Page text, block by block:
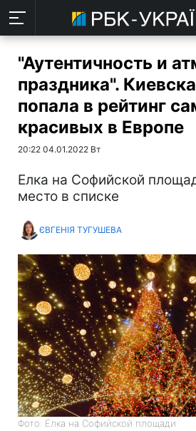
"Аутентичность и
праздника".
попала в рейтинг
красивых в Европе
20:22 04.01.2022 Вт
Елка на Софийской
место в списке
ЄВГЕНІЯ ТУГУШЕВА
Фото: Елка на Софийской площади